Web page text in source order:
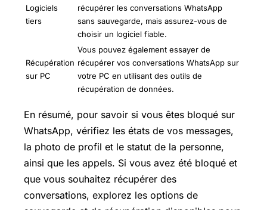
Logiciels
tiers
récupérer les conversations WhatsApp
sans sauvegarde, mais assurez-vous de
choisir un logiciel fiable.
Récupération
sur PC
Vous pouvez également essayer de
récupérer vos conversations WhatsApp sur
votre PC en utilisant des outils de
récupération de données.
En résumé, pour savoir si vous êtes bloqué sur
WhatsApp, vérifiez les états de vos messages,
la photo de profil et le statut de la personne,
ainsi que les appels. Si vous avez été bloqué et
que vous souhaitez récupérer des
conversations, explorez les options de